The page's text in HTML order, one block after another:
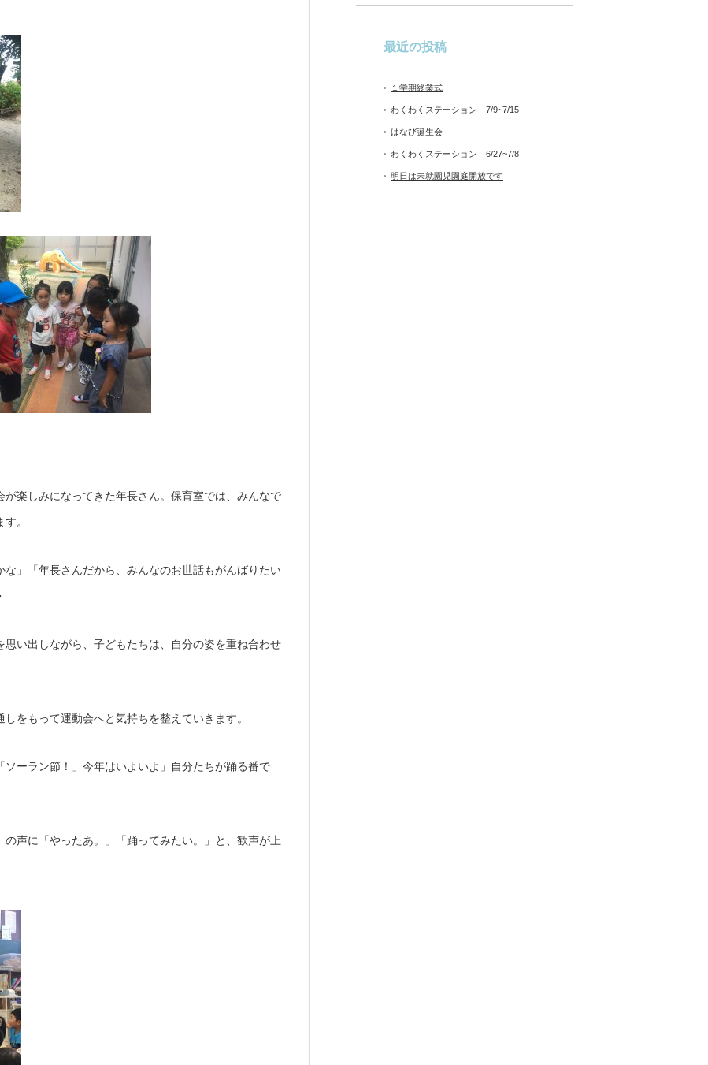
楽しみになってきた年長さん。保育室では、みんなで
。
な」「年長さんだから、みんなのお世話もがんばりたい
い出しながら、子どもたちは、自分の姿を重ね合わせ
をもって運動会へと気持ちを整えていきます。
ーラン節！」今年はいよいよ」自分たちが踊る番で
声に「やったあ。」「踊ってみたい。」と、歓声が上
最近の投稿
１学期終業式
わくわくステーション 7/9~7/15
はなび誕生会
わくわくステーション 6/27~7/8
明日は未就園児園庭開放です